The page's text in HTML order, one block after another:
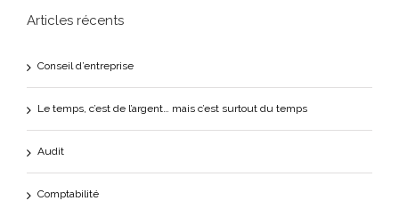
Articles récents
Conseil d’entreprise
Le temps, c’est de l’argent… mais c’est surtout du temps
Audit
Comptabilité